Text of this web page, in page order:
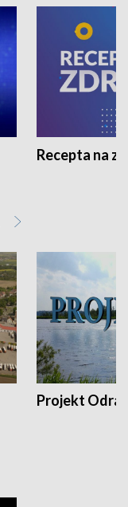
Recepta na
Projekt Odra